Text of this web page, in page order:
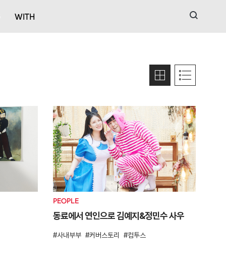
WITH 검색
PEOPLE
동료에서 연인으로 김예지&정민수 사우
사내부부 커버스토리 컴투스